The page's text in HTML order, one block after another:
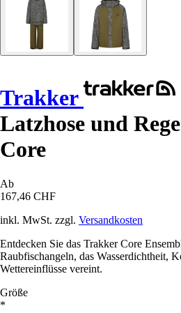
Trakker
Latzhose und
Core
Ab
167,46 CHF
inkl. MwSt. zzgl. Versandkosten
Entdecken Sie das Trakker Core
Raubfischangeln, das Wasserdichtheit,
Wettereinflüsse vereint.
Größe
*